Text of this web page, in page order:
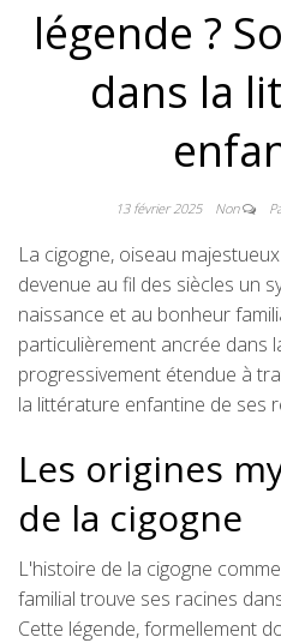
légende ?
dans la
13 février 2025 Non
La cigogne, oiseau
devenue au fil des siècles un
naissance et au bonheur
particulièrement ancrée dans
progressivement étendue à
la littérature enfantine de ses
Les origines
de la cigogne
L'histoire de la cigogne
familial trouve ses racines
Cette légende, formellement